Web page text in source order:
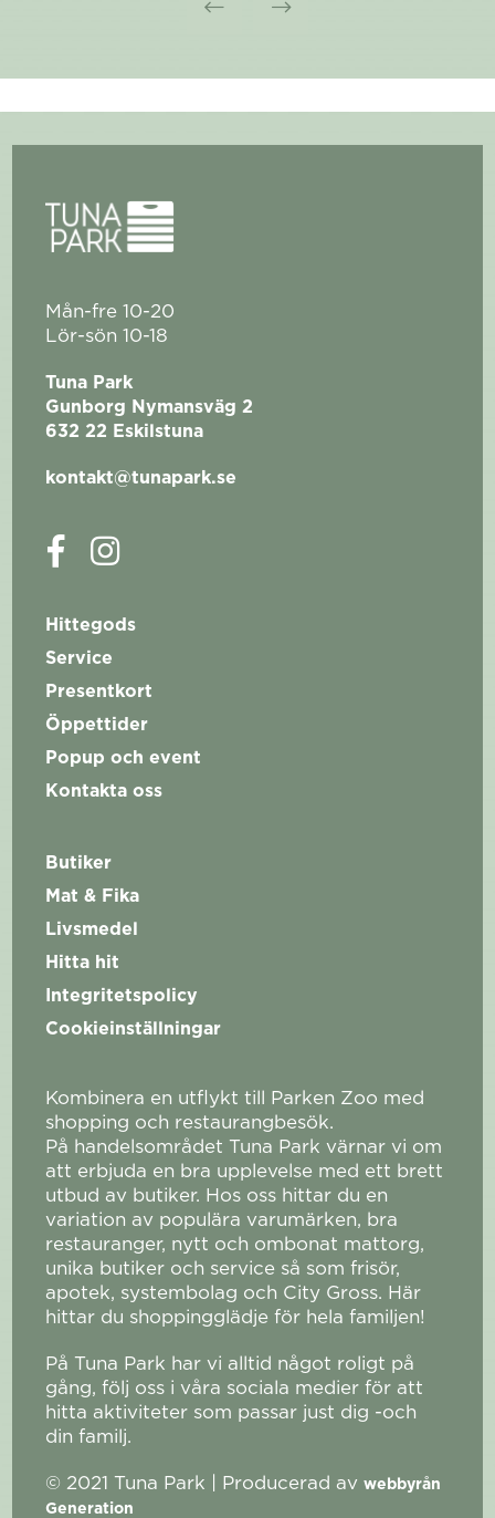
Mån-fre 10-20
Lör-sön 10-18
Tuna Park
Gunborg Nymansväg 2
632 22 Eskilstuna
kontakt@tunapark.se
Hittegods
Service
Presentkort
Öppettider
Popup och event
Kontakta oss
Butiker
Mat & Fika
Livsmedel
Hitta hit
Integritetspolicy
Cookieinställningar
Kombinera en utflykt till Parken Zoo med
shopping och restaurangbesök.
På handelsområdet Tuna Park värnar vi om
att erbjuda en bra upplevelse med ett brett
utbud av butiker. Hos oss hittar du en
variation av populära varumärken, bra
restauranger, nytt och ombonat mattorg,
unika butiker och service så som frisör,
apotek, systembolag och City Gross. Här
hittar du shoppingglädje för hela familjen!
På Tuna Park har vi alltid något roligt på
gång, följ oss i våra sociala medier för att
hitta aktiviteter som passar just dig -och
din familj.
© 2021 Tuna Park | Producerad avwebbyrån
Generation